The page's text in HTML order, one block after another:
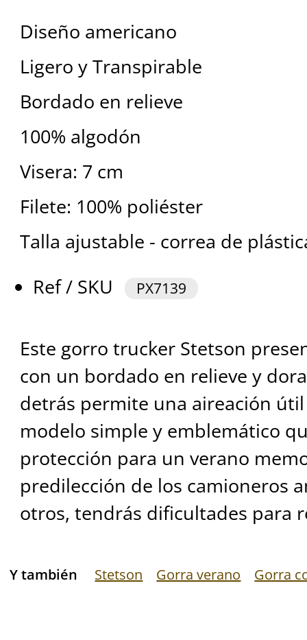
Diseño americano
Ligero y Transpirable
Bordado en relieve
100% algodón
Visera: 7 cm
Filete: 100% poliéster
Talla ajustable - correa de
Ref / SKU
PX7139
Este gorro trucker Stetson
con un bordado en relieve y
detrás permite una aireación
modelo simple y emblemático
protección para un verano
predilección de los camioneros
otros, tendrás dificultades para
Y también Stetson Gorra verano Gorra